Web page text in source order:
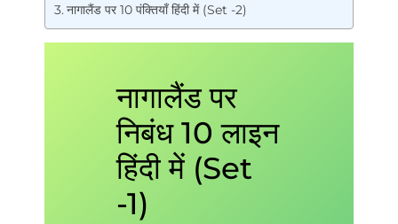
नागालैंड पर 10 पंक्तियाँ हिंदी में (Set -2)
नागालैंड पर
निबंध 10 लाइन
हिंदी में (Set
-1)